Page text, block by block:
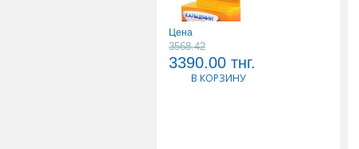
КАЛЬЦЕМИН АДВАНС
N30 ТАБЛ
Цена
3568.42
3390.00 тнг.
В КОРЗИНУ